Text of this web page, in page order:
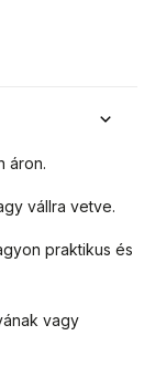
áron.
vállra vetve.
praktikus és
vagy